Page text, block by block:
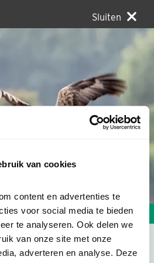
van cookies
content en advertenties te
voor social media te bieden
te analyseren. Ook delen we
van onze site met onze
adverteren en analyse. Deze
Sluiten
Vorige foto